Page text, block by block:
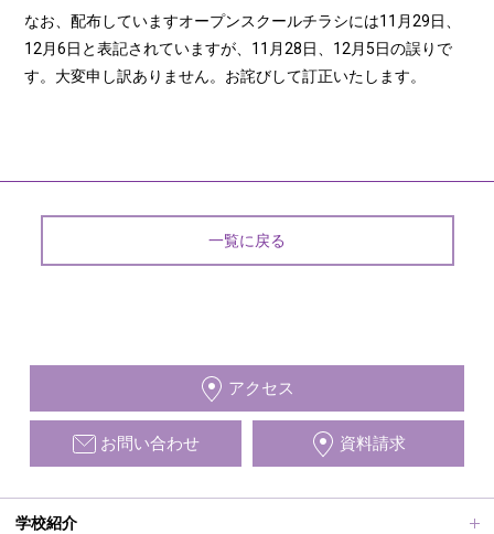
なお、配布していますオープンスクールチラシには11月29日、
12月6日と表記されていますが、11月28日、12月5日の誤りで
す。大変申し訳ありません。お詫びして訂正いたします。
一覧に戻る
アクセス
お問い合わせ 資料請求
学校紹介